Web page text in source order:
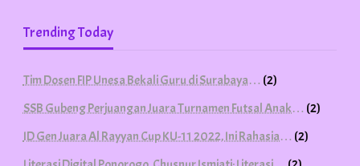
Trending Today
Tim Dosen FIP Unesa Bekali Guru di Surabaya… (2)
SSB Gubeng Perjuangan Juara Turnamen Futsal Anak… (2)
ID Gen Juara Al Rayyan Cup KU-11 2022, Ini Rahasia… (2)